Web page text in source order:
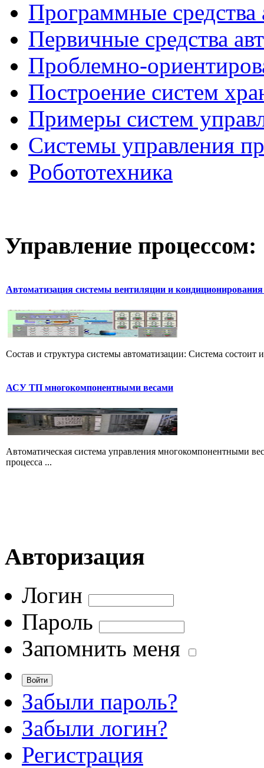
Программные средства
Первичные средства
Проблемно-
Построение систем
Примеры систем
Системы управления
Робототехника
Управление процессом:
Автоматизация системы вентиляции и кондиционирования
Состав и структура системы автоматизации: Система
АСУ ТП многокомпонентными весами
Автоматическая система управления многокомпонентными
процесса ...
Авторизация
Логин
Пароль
Запомнить меня
Забыли пароль?
Забыли логин?
Регистрация